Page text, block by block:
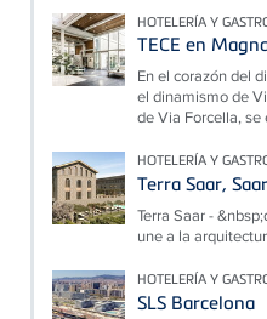
HOTELERÍA Y
TECE en
En el corazón del
el dinamismo de
de Via Forcella,
HOTELERÍA Y
Terra Saar,
Terra Saar -
une a la
HOTELERÍA Y
SLS Barcelona